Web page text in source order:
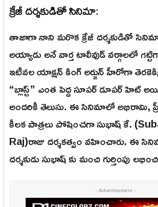
క్రేజీ దర్శకుడితో సినిమా:
తాజాగా నాని మరొక క్రేజీ దర్శకుడితో
అయ్యాడు అనే వార్త టాలీవుడ్ వర్గాలలో
ఇటీవల యాక్షన్ కింగ్ అర్జున్ హీరోగా
“బ్లాస్ట్” ఎంత పెద్ద సూపర్ డూపర్ హిట్
అందరికీ తెలుసు. ఈ సినిమాలో అభిరామి,
కీలక పాత్రలు పోషించగా సుభాష్ కే.
Raj)రాజు దర్శకత్వం వహించారు. ఈ
దర్శకుడు సుభాష్ కు మంచి గుర్తింపు
- Advertisement -